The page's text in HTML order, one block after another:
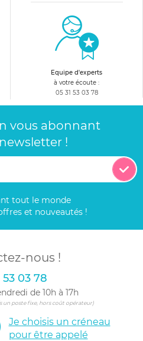
Equipe d'experts
à votre écoute :
05 31 53 03 78
vous abonnant
!
tout le monde
et nouveautés !
nous !
53 03 78
de 10h à 17h
un poste fixe, hors coût opérateur)
Je choisis un créneau
pour être appelé